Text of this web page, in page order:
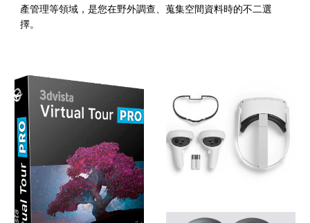
產管理等領域，是您在野外調查、蒐集空間資料時的不二選
擇。